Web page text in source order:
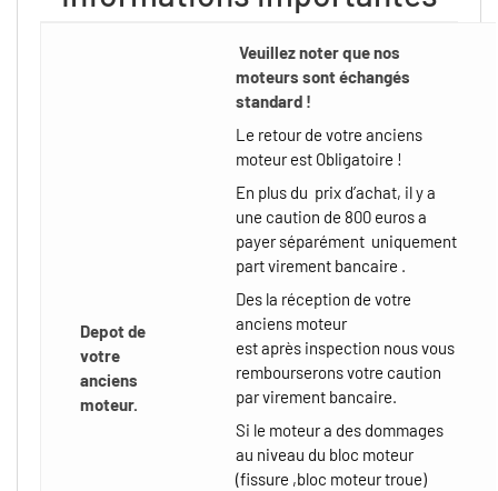
Depot de
votre
anciens
moteur.
Veuillez noter que nos
moteurs sont échangés
standard !
Le retour de votre anciens
moteur est Obligatoire !
En plus du prix d’achat, il y a
une caution de 800 euros a
payer séparément uniquement
part virement bancaire .
Des la réception de votre
anciens moteur
est après inspection nous vous
rembourserons votre caution
par virement bancaire.
Si le moteur a des dommages
au niveau du bloc moteur
(fissure ,bloc moteur troue)